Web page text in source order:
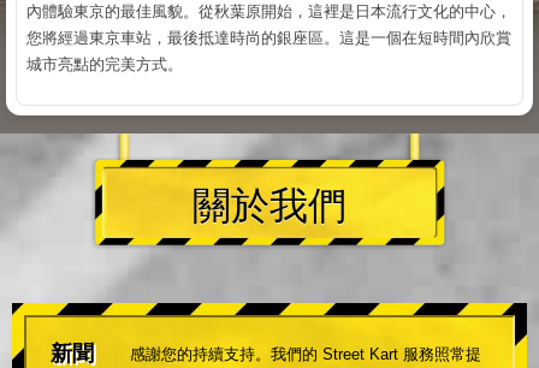
內體驗東京的最佳風貌。從秋葉原開始，這裡是日本流行文化的中心，
您將經過東京車站，最後抵達時尚的銀座區。這是一個在短時間內欣賞
城市亮點的完美方式。
關於我們
新聞
感謝您的持續支持。我們的 Street Kart 服務照常提